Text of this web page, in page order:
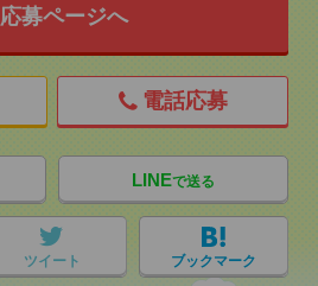
応募ページへ
電話応募
LINEで送る
ツイート ブックマーク